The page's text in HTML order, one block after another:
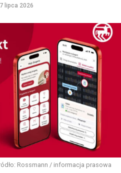
lipca 2026
Rossmann / informacja prasowa